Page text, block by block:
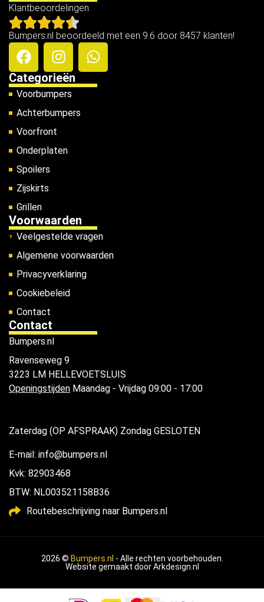
Klantbeoordelingen
Bumpers.nl beoordeeld met een 9.6 door 8457 klanten!
Categorieën
Voorbumpers
Achterbumpers
Voorfront
Onderplaten
Spoilers
Zijskirts
Grillen
Voorwaarden
Veelgestelde vragen
Algemene voorwaarden
Privacyverklaring
Cookiebeleid
Contact
Contact
Bumpers.nl
Ravenseweg 9
3223 LM HELLEVOETSLUIS
Openingstijden Maandag - Vrijdag 09:00 - 17:00
Zaterdag (OP AFSPRAAK) Zondag GESLOTEN
E-mail: info@bumpers.nl
Kvk: 82903468
BTW: NL003521158B36
Routebeschrijving naar Bumpers.nl
2026 © Bumpers.nl - Alle rechten voorbehouden.
Website gemaakt doorArkdesign.nl